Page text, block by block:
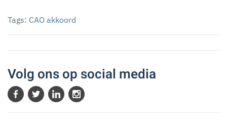
Tags: CAO akkoord
Volg ons op social media